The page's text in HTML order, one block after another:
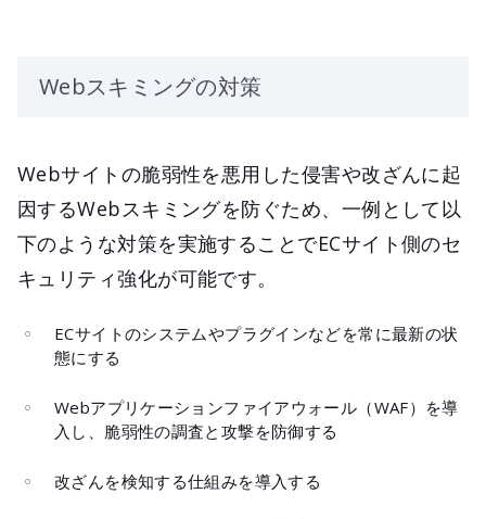
Webスキミングの対策
Webサイトの脆弱性を悪用した侵害や改ざんに起
因するWebスキミングを防ぐため、一例として以
下のような対策を実施することでECサイト側のセ
キュリティ強化が可能です。
ECサイトのシステムやプラグインなどを常に最新の状
態にする
Webアプリケーションファイアウォール（WAF）を導
入し、脆弱性の調査と攻撃を防御する
改ざんを検知する仕組みを導入する